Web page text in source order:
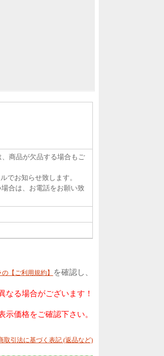
商品が欠品する場合もご
でお知らせ致します。
合は、お電話をお願い致
の【ご利用規約】 を確認し、
る場合がございます！
価格をご確認下さい。
取引法に基づく表記 (返品など)